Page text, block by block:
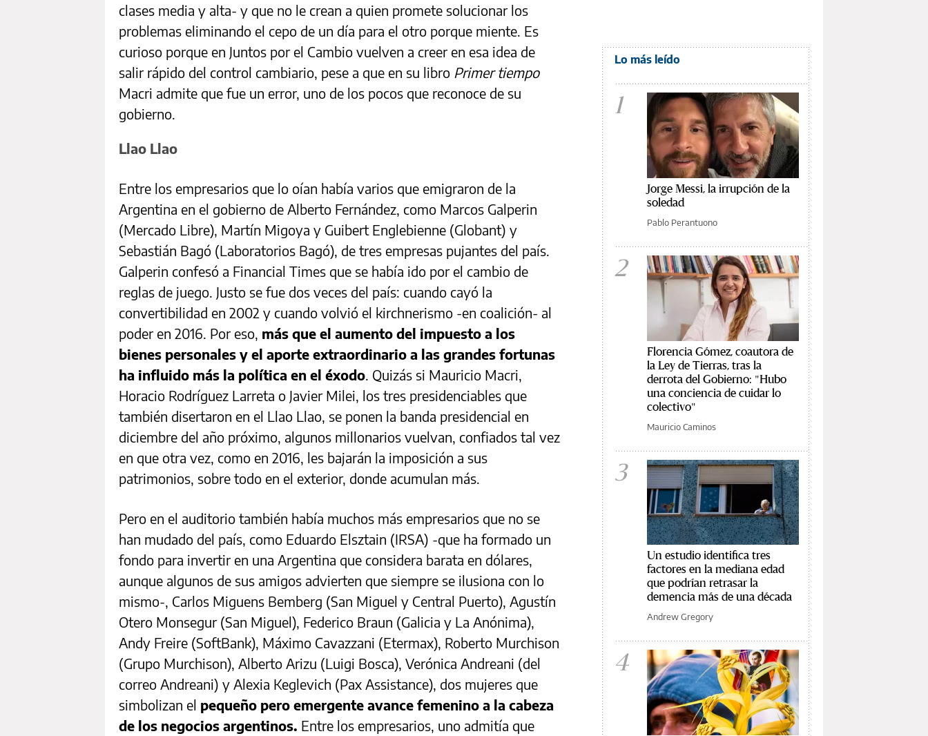
clases media y alta- y que no le crean a quien promete solucionar los
problemas eliminando el cepo de un día para el otro porque miente. Es
curioso porque en Juntos por el Cambio vuelven a creer en esa idea de
salir rápido del control cambiario, pese a que en su libro Primer tiempo
Macri admite que fue un error, uno de los pocos que reconoce de su
gobierno.
Llao Llao
Entre los empresarios que lo oían había varios que emigraron de la
Argentina en el gobierno de Alberto Fernández, como Marcos Galperin
(Mercado Libre), Martín Migoya y Guibert Englebienne (Globant) y
Sebastián Bagó (Laboratorios Bagó), de tres empresas pujantes del país.
Galperin confesó a Financial Times que se había ido por el cambio de
reglas de juego. Justo se fue dos veces del país: cuando cayó la
convertibilidad en 2002 y cuando volvió el kirchnerismo -en coalición- al
poder en 2016. Por eso, más que el aumento del impuesto a los
bienes personales y el aporte extraordinario a las grandes fortunas
ha influido más la política en el éxodo. Quizás si Mauricio Macri,
Horacio Rodríguez Larreta o Javier Milei, los tres presidenciables que
también disertaron en el Llao Llao, se ponen la banda presidencial en
diciembre del año próximo, algunos millonarios vuelvan, confiados tal vez
en que otra vez, como en 2016, les bajarán la imposición a sus
patrimonios, sobre todo en el exterior, donde acumulan más.
Pero en el auditorio también había muchos más empresarios que no se
han mudado del país, como Eduardo Elsztain (IRSA) -que ha formado un
fondo para invertir en una Argentina que considera barata en dólares,
aunque algunos de sus amigos advierten que siempre se ilusiona con lo
mismo-, Carlos Miguens Bemberg (San Miguel y Central Puerto), Agustín
Otero Monsegur (San Miguel), Federico Braun (Galicia y La Anónima),
Andy Freire (SoftBank), Máximo Cavazzani (Etermax), Roberto Murchison
(Grupo Murchison), Alberto Arizu (Luigi Bosca), Verónica Andreani (del
correo Andreani) y Alexia Keglevich (Pax Assistance), dos mujeres que
simbolizan el pequeño pero emergente avance femenino a la cabeza
de los negocios argentinos. Entre los empresarios, uno admitía que
Lo más leído
1
Jorge Messi, la irrupción de la
soledad
Pablo Perantuono
2
Florencia Gómez, coautora de
la Ley de Tierras, tras la
derrota del Gobierno: "Hubo
una conciencia de cuidar lo
colectivo"
Mauricio Caminos
3
Un estudio identifica tres
factores en la mediana edad
que podrían retrasar la
demencia más de una década
Andrew Gregory
4